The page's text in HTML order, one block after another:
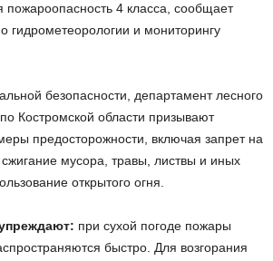
пожароопасность 4 класса, сообщает
гидрометеорологии и мониторингу
безопасности, департамент лесного
Костромской области призывают
предосторожности, включая запрет на
сжигание мусора, травы, листвы и иных
открытого огня.
при сухой погоде пожары
быстро. Для возгорания